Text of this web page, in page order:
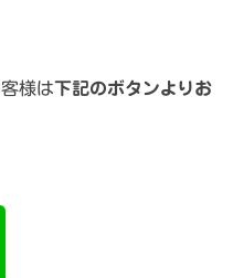
様は下記のボタンよりお